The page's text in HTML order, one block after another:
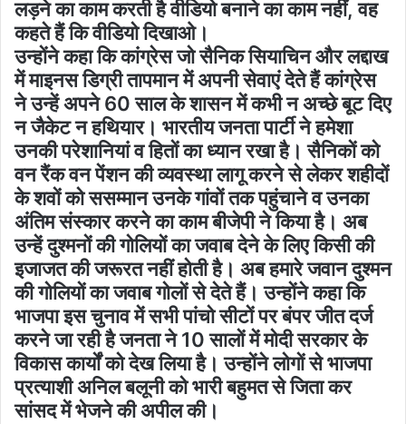
लड़ने का काम करती है वीडियो बनाने का काम नहीं, वह
कहते हैं कि वीडियो दिखाओ।
उन्होंने कहा कि कांग्रेस जो सैनिक सियाचिन और लद्दाख
में माइनस डिग्री तापमान में अपनी सेवाएं देते हैं कांग्रेस
ने उन्हें अपने 60 साल के शासन में कभी न अच्छे बूट दिए
न जैकेट न हथियार। भारतीय जनता पार्टी ने हमेशा
उनकी परेशानियां व हितों का ध्यान रखा है। सैनिकों को
वन रैंक वन पेंशन की व्यवस्था लागू करने से लेकर शहीदों
के शवों को ससम्मान उनके गांवों तक पहुंचाने व उनका
अंतिम संस्कार करने का काम बीजेपी ने किया है। अब
उन्हें दुश्मनों की गोलियों का जवाब देने के लिए किसी की
इजाजत की जरूरत नहीं होती है। अब हमारे जवान दुश्मन
की गोलियों का जवाब गोलों से देते हैं। उन्होंने कहा कि
भाजपा इस चुनाव में सभी पांचो सीटों पर बंपर जीत दर्ज
करने जा रही है जनता ने 10 सालों में मोदी सरकार के
विकास कार्यों को देख लिया है। उन्होंने लोगों से भाजपा
प्रत्याशी अनिल बलूनी को भारी बहुमत से जिता कर
सांसद में भेजने की अपील की।